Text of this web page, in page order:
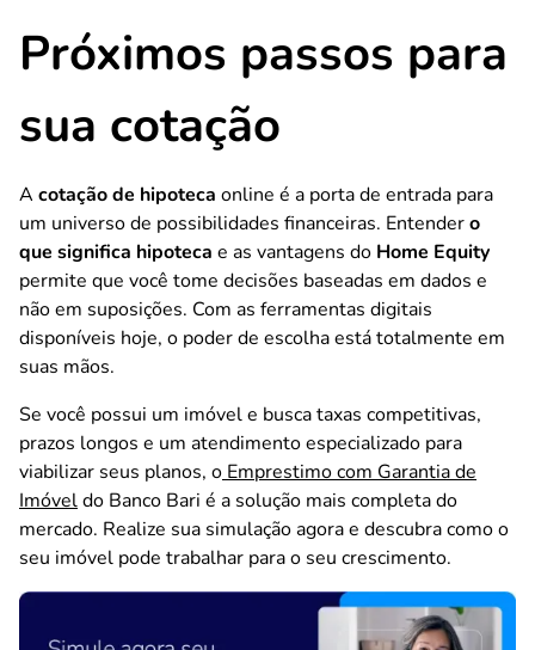
Próximos passos para
sua cotação
A cotação de hipoteca online é a porta de entrada para
um universo de possibilidades financeiras. Entendero
que significa hipoteca e as vantagens do Home Equity
permite que você tome decisões baseadas em dados e
não em suposições. Com as ferramentas digitais
disponíveis hoje, o poder de escolha está totalmente em
suas mãos.
Se você possui um imóvel e busca taxas competitivas,
prazos longos e um atendimento especializado para
viabilizar seus planos, oEmprestimo com Garantia de
Imóveldo Banco Bari é a solução mais completa do
mercado. Realize sua simulação agora e descubra como o
seu imóvel pode trabalhar para o seu crescimento.